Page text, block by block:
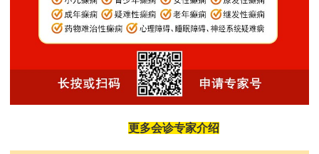
更多会诊专家介绍